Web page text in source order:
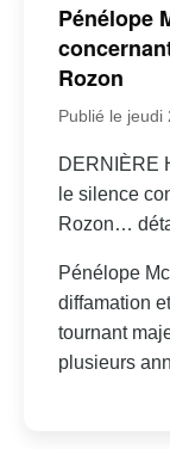
Pénélope
Rozon
Publié le jeudi
DERNIÈRE
le silence
Rozon…
Pénélope
diffamation
tournant
plusieurs